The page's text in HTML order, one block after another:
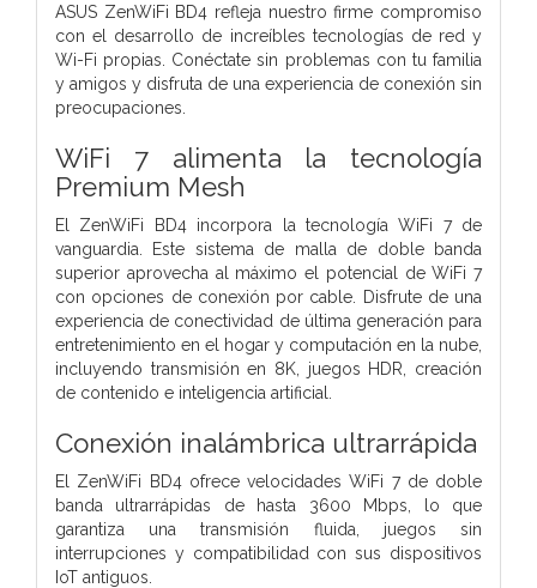
ASUS ZenWiFi BD4 refleja nuestro firme compromiso
con el desarrollo de increíbles tecnologías de red y
Wi-Fi propias. Conéctate sin problemas con tu familia
y amigos y disfruta de una experiencia de conexión sin
preocupaciones.
WiFi 7 alimenta la tecnología
Premium Mesh
El ZenWiFi BD4 incorpora la tecnología WiFi 7 de
vanguardia. Este sistema de malla de doble banda
superior aprovecha al máximo el potencial de WiFi 7
con opciones de conexión por cable. Disfrute de una
experiencia de conectividad de última generación para
entretenimiento en el hogar y computación en la nube,
incluyendo transmisión en 8K, juegos HDR, creación
de contenido e inteligencia artificial.
Conexión inalámbrica ultrarrápida
El ZenWiFi BD4 ofrece velocidades WiFi 7 de doble
banda ultrarrápidas de hasta 3600 Mbps, lo que
garantiza una transmisión fluida, juegos sin
interrupciones y compatibilidad con sus dispositivos
IoT antiguos.